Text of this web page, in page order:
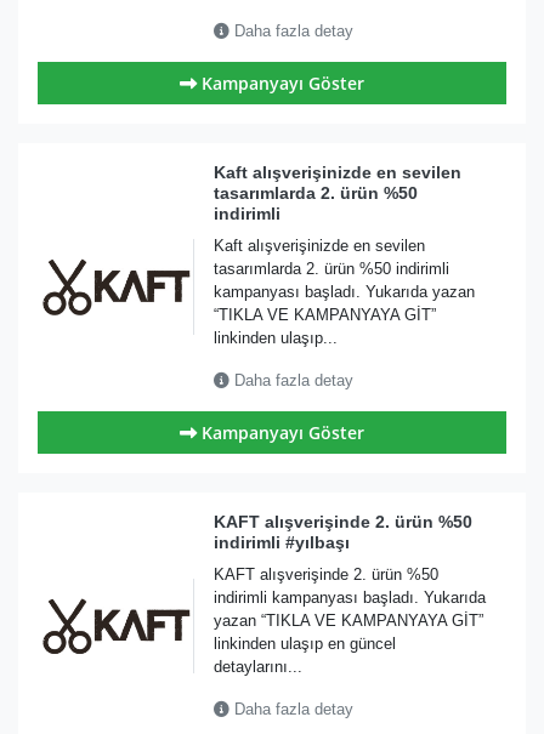
Daha fazla detay
Kampanyayı Göster
Kaft alışverişinizde en sevilen
tasarımlarda 2. ürün %50
indirimli
Kaft alışverişinizde en sevilen
tasarımlarda 2. ürün %50 indirimli
kampanyası başladı. Yukarıda yazan
“TIKLA VE KAMPANYAYA GİT”
linkinden ulaşıp...
Daha fazla detay
Kampanyayı Göster
KAFT alışverişinde 2. ürün %50
indirimli #yılbaşı
KAFT alışverişinde 2. ürün %50
indirimli kampanyası başladı. Yukarıda
yazan “TIKLA VE KAMPANYAYA GİT”
linkinden ulaşıp en güncel
detaylarını...
Daha fazla detay